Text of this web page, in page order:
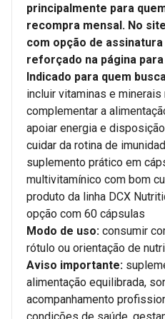
principalmente para
recompra mensal. No
com opção de
reforçado na página
Indicado para quem
incluir vitaminas e minerais
complementar a
apoiar energia e disposição
cuidar da rotina de
suplemento prático em
multivitamínico com bom
produto da linha DCX
opção com 60 cápsulas
Modo de uso: consumir
rótulo ou orientação de
Aviso importante:
alimentação equilibrada,
acompanhamento